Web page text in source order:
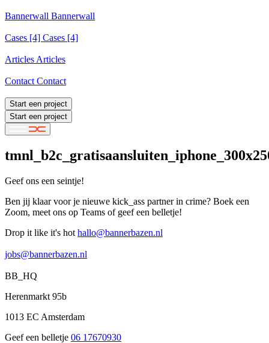
Bannerwall Bannerwall
Cases [4] Cases [4]
Articles Articles
Contact Contact
Start een project
Start een project
Geef ons een seintje!
Ben jij klaar voor je nieuwe kick_ass partner in crime? Boek een
Zoom, meet ons op Teams of geef een belletje!
Drop it like it's hot hallo@bannerbazen.nl
jobs@bannerbazen.nl
BB_HQ
Herenmarkt 95b
1013 EC Amsterdam
Geef een belletje 06 17670930